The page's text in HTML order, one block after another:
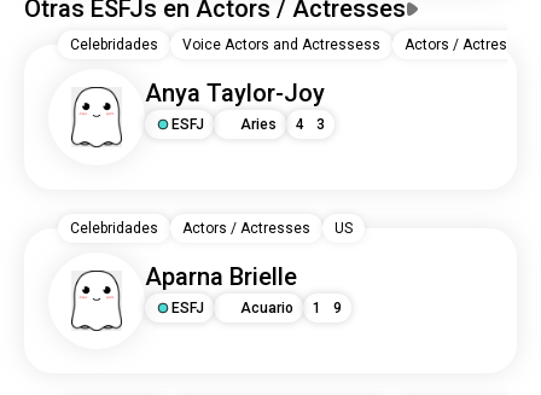
Otras ESFJs en Actors / Actresses
Anya Taylor-Joy
ESFJ Aries 4 3
Celebridades Voice Actors and Actressess Actors / Actresses
Aparna Brielle
ESFJ Acuario 1 9
Celebridades Actors / Actresses US